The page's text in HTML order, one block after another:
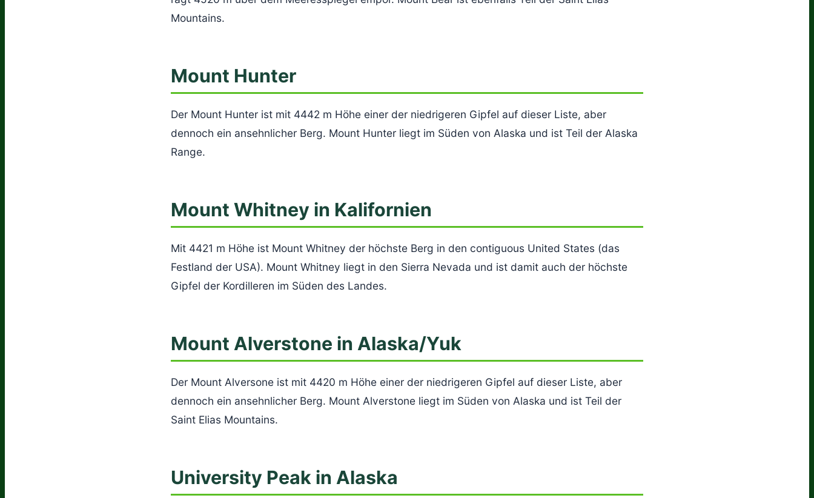
Mountains.
Mount Hunter
Der Mount Hunter ist mit 4442 m Höhe einer der niedrigeren Gipfel auf dieser Liste, aber
dennoch ein ansehnlicher Berg. Mount Hunter liegt im Süden von Alaska und ist Teil der Alaska
Range.
Mount Whitney in Kalifornien
Mit 4421 m Höhe ist Mount Whitney der höchste Berg in den contiguous United States (das
Festland der USA). Mount Whitney liegt in den Sierra Nevada und ist damit auch der höchste
Gipfel der Kordilleren im Süden des Landes.
Mount Alverstone in Alaska/Yuk
Der Mount Alversone ist mit 4420 m Höhe einer der niedrigeren Gipfel auf dieser Liste, aber
dennoch ein ansehnlicher Berg. Mount Alverstone liegt im Süden von Alaska und ist Teil der
Saint Elias Mountains.
University Peak in Alaska